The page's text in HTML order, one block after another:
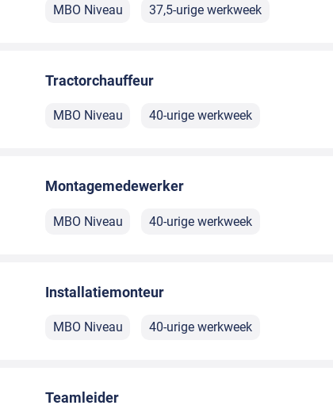
MBO Niveau 37,5-urige werkweek
Tractorchauffeur
MBO Niveau 40-urige werkweek
Montagemedewerker
MBO Niveau 40-urige werkweek
Installatiemonteur
MBO Niveau 40-urige werkweek
Teamleider